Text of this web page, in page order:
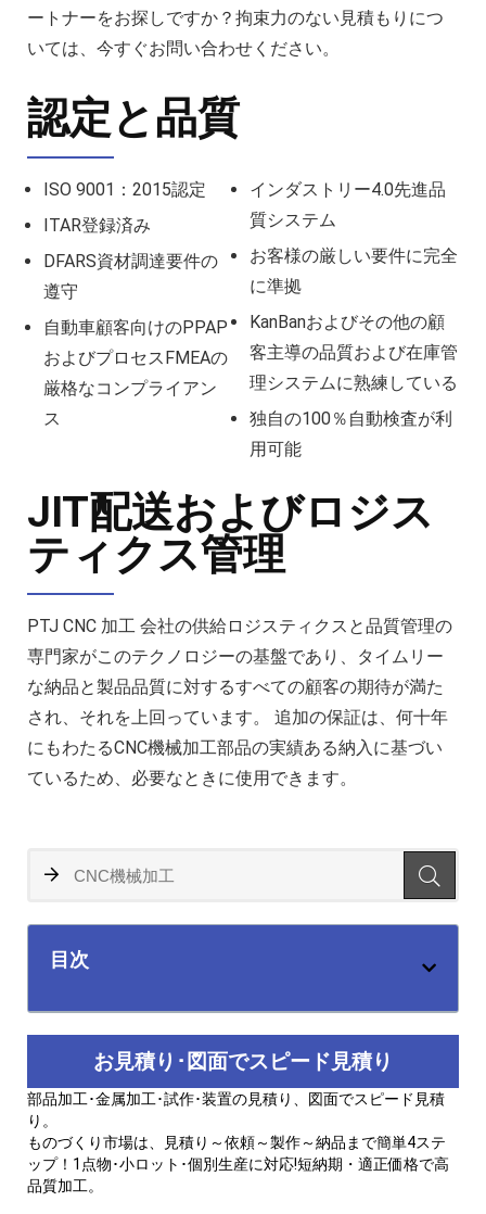
ートナーをお探しですか？拘束力のない見積もりにつ
いては、今すぐお問い合わせください。
認定と品質
ISO 9001：2015認定
ITAR登録済み
DFARS資材調達要件の
遵守
自動車顧客向けのPPAP
およびプロセスFMEAの
厳格なコンプライアン
ス
インダストリー4.0先進品
質システム
お客様の厳しい要件に完全
に準拠
KanBanおよびその他の顧
客主導の品質および在庫管
理システムに熟練している
独自の100％自動検査が利
用可能
JIT配送およびロジス
ティクス管理
PTJ CNC 加工 会社の供給ロジスティクスと品質管理の
専門家がこのテクノロジーの基盤であり、タイムリー
な納品と製品品質に対するすべての顧客の期待が満た
され、それを上回っています。 追加の保証は、何十年
にもわたるCNC機械加工部品の実績ある納入に基づい
ているため、必要なときに使用できます。
目次
お見積り･図面でスピード見積り
部品加工･金属加工･試作･装置の見積り、図面でスピード見積
り。
ものづくり市場は、見積り～依頼～製作～納品まで簡単4ステ
ップ！1点物･小ロット･個別生産に対応!短納期・適正価格で高
品質加工。